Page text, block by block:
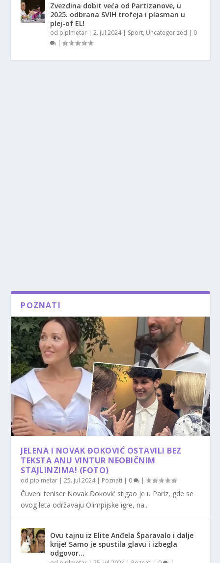
Zvezdina dobit veća od Partizanove, u
2025. odbrana SVIH trofeja i plasman u
plej-of EL!
od piplmetar |2. jul 2024| Sport, Uncategorized | 0
|
POZNATI
JELENA I NOVAK ĐOKOVIĆ OSTAVILI BEZ
TEKSTA ANU VINTUR NEOBIČNIM
STAJLINZIMA! (FOTO)
od piplmetar |25. jul 2024| Poznati | 0 |
Čuveni teniser Novak Đoković stigao je u Pariz, gde se
ovog leta održavaju Olimpijske igre, na...
Ovu tajnu iz Elite Anđela Šparavalo i dalje
krije! Samo je spustila glavu i izbegla
odgovor…